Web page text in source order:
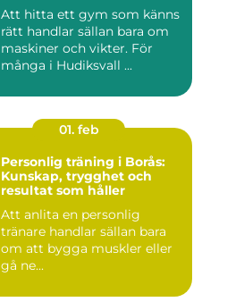
Att hitta ett gym som känns
rätt handlar sällan bara om
maskiner och vikter. För
många i Hudiksvall ...
01. feb
Personlig träning i Borås:
Kunskap, trygghet och
resultat som håller
Att anlita en personlig
tränare handlar sällan bara
om att bygga muskler eller
gå ne...